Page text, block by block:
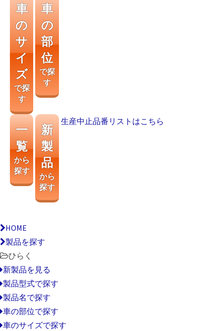
車
の
サ
イ
ズ
で探
す
車
の
部
位
で探
す
一
覧
から
探す
新
製
品
から
探す
生産中止品番リストはこちら
HOME
製品を探す
ひらく
新製品を見る
製品型式で探す
製品名で探す
車の部位で探す
車のサイズで探す